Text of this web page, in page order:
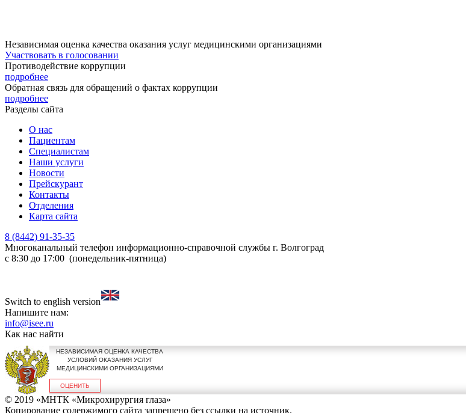
Независимая оценка качества оказания услуг медицинскими организациями
Участвовать в голосовании
Противодействие коррупции
подробнее
Обратная связь для обращений о фактах коррупции
подробнее
Разделы сайта
О нас
Пациентам
Специалистам
Наши услуги
Новости
Прейскурант
Контакты
Отделения
Карта сайта
8 (8442) 91-35-35
Многоканальный телефон информационно-справочной службы г. Волгоград
с 8:30 до 17:00 (понедельник-пятница)
Switch to english version
Напишите нам:
info@isee.ru
Как нас найти
НЕЗАВИСИМАЯ ОЦЕНКА КАЧЕСТВА
УСЛОВИЙ ОКАЗАНИЯ УСЛУГ
МЕДИЦИНСКИМИ ОРГАНИЗАЦИЯМИ
ОЦЕНИТЬ
© 2019 «МНТК «Микрохирургия глаза»
Копирование содержимого сайта запрещено без ссылки на источник.